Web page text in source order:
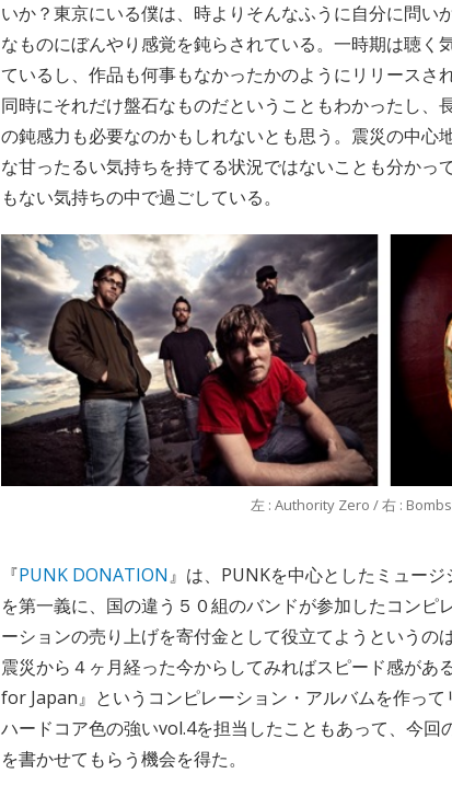
いか？東京にいる僕は、時よりそんなふうに自分に問い
なものにぼんやり感覚を鈍らされている。一時期は聴く
ているし、作品も何事もなかったかのようにリリースさ
同時にそれだけ盤石なものだということもわかったし、
の鈍感力も必要なのかもしれないとも思う。震災の中心
な甘ったるい気持ちを持てる状況ではないことも分かっ
もない気持ちの中で過ごしている。
左 : Authority Zero / 右 :
『PUNK DONATION』は、PUNKを中心としたミュー
を第一義に、国の違う５０組のバンドが参加したコンピ
ーションの売り上げを寄付金として役立てようというの
震災から４ヶ月経った今からしてみればスピード感があ
for Japan』というコンピレーション・アルバムを作っ
ハードコア色の強いvol.4を担当したこともあって、今回
を書かせてもらう機会を得た。